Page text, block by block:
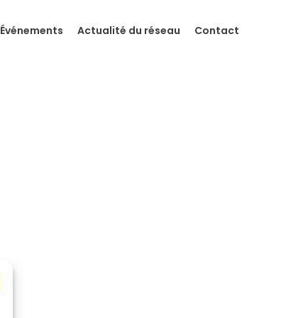
Événements Actualité du réseau Contact